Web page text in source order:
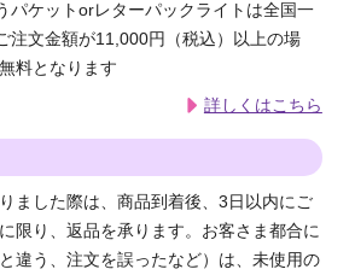
パケットorレターパックライトは全国一
注文金額が11,000円（税込）以上の場
料となります
詳しくはこちら
ました際は、商品到着後、3日以内にご
限り、返品を承ります。お客さま都合に
違う、注文を誤ったなど）は、未使用の